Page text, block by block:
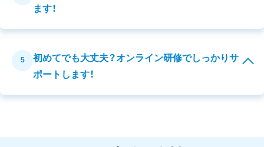
ます！
5
初めてでも大丈夫？オンライン研修でしっかりサ
ポートします！